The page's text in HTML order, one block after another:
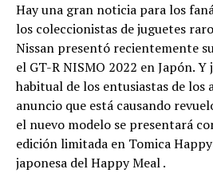
Hay una gran noticia para los
los coleccionistas de juguetes
Nissan presentó recientemente
el GT-R NISMO 2022 en Japón.
habitual de los entusiastas de los
anuncio que está causando
el nuevo modelo se presentará
edición limitada en Tomica
japonesa del Happy Meal .